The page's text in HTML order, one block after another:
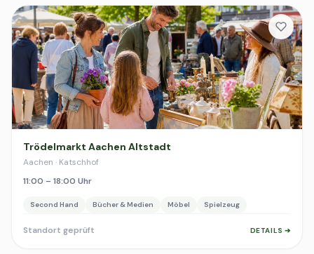
Trödelmarkt Aachen Altstadt
Aachen · Katschhof
11:00 – 18:00 Uhr
Second Hand Bücher & Medien Möbel Spielzeug
Standort geprüft DETAILS ➔